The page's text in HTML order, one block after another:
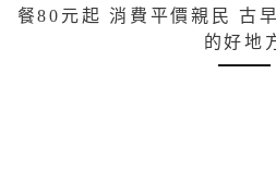
餐80元起 消費平價親民 古
的好地